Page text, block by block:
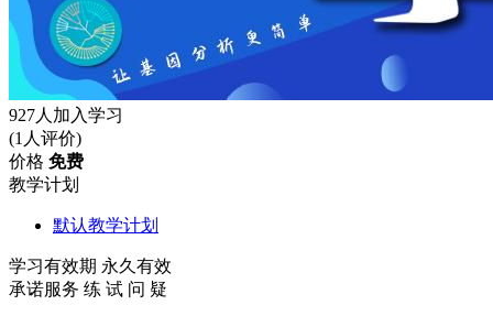
927人加入学习
(1人评价)
价格 免费
教学计划
默认教学计划
学习有效期 永久有效
承诺服务 练 试 问 疑